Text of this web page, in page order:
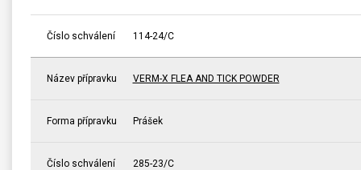
Číslo schválení 114-24/C
Název přípravku VERM-X FLEA AND TICK POWDER
Forma přípravku Prášek
Číslo schválení 285-23/C